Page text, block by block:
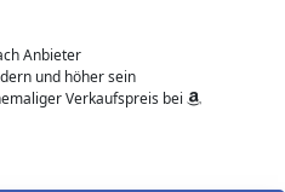
Anbieter
und höher sein
Verkaufspreis bei